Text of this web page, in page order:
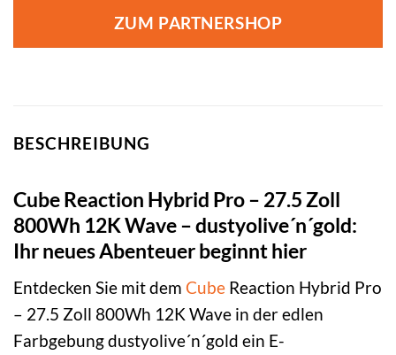
ZUM PARTNERSHOP
BESCHREIBUNG
Cube Reaction Hybrid Pro – 27.5 Zoll
800Wh 12K Wave – dustyolive´n´gold:
Ihr neues Abenteuer beginnt hier
Entdecken Sie mit dem Cube Reaction Hybrid Pro
– 27.5 Zoll 800Wh 12K Wave in der edlen
Farbgebung dustyolive´n´gold ein E-